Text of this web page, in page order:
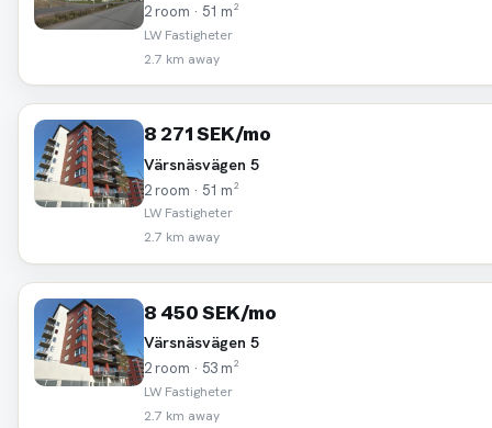
2 room · 51 m²
LW Fastigheter
2.7 km away
8 271 SEK/mo
Värsnäsvägen 5
2 room · 51 m²
LW Fastigheter
2.7 km away
8 450 SEK/mo
Värsnäsvägen 5
2 room · 53 m²
LW Fastigheter
2.7 km away